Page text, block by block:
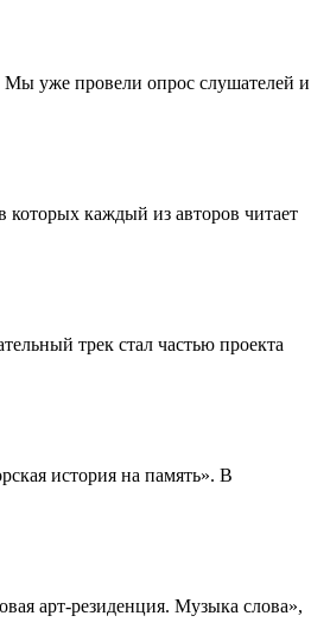
Мы уже провели опрос слушателей и
каждый из авторов читает
трек стал частью проекта
история на память». В
арт-резиденция. Музыка слова»,